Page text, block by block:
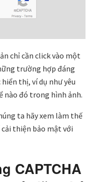
chỉ cần click vào một
trường hợp đáng
thị, ví dụ như yêu
nào đó trong hình ảnh.
ta hãy xem làm thế
thiện bảo mật với
CAPTCHA